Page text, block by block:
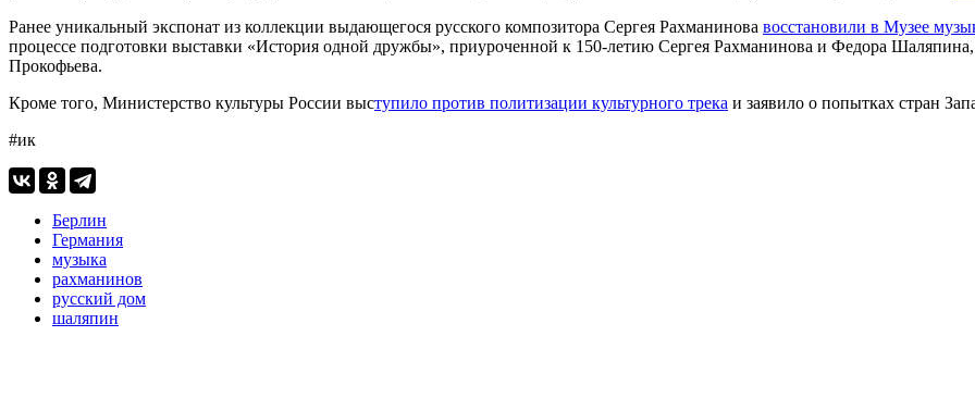
Ранее уникальный экспонат из коллекции выдающегося русского композитора Сергея Рахманинова восстановили в Музее
процессе подготовки выставки «История одной дружбы», приуроченной к 150-летию Сергея Рахманинова и Федора Шаляпина,
Прокофьева.
Кроме того, Министерство культуры России выступило против политизации культурного трека и заявило о попытках стран
#ик
Берлин
Германия
музыка
рахманинов
русский дом
шаляпин